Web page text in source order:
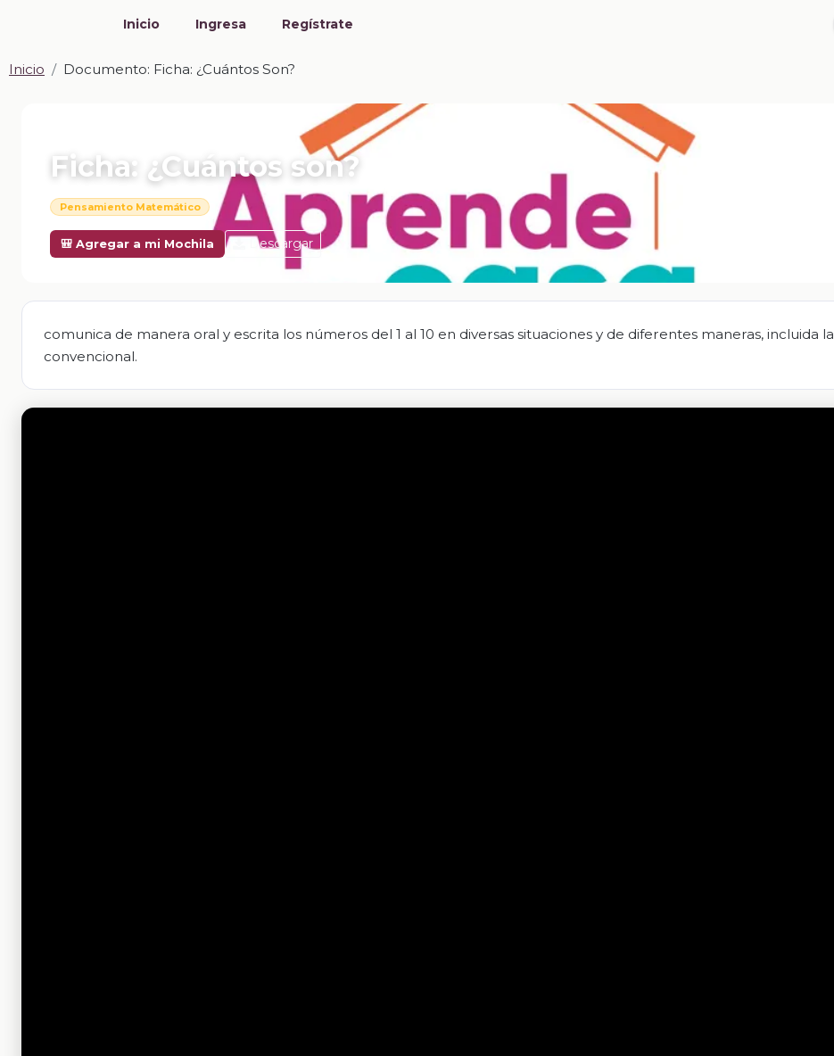
Inicio Ingresa Regístrate
Inicio Documento: Ficha: ¿Cuántos Son?
Ficha: ¿Cuántos son?
Pensamiento Matemático
🎒 Agregar a mi Mochila Descargar
comunica de manera oral y escrita los números del 1 al 10 en diversas situaciones y de diferentes maneras, incluida la
convencional.